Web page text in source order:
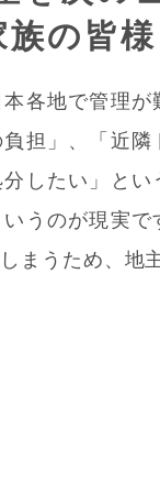
族の皆
各地で管理
担」、「近
分したい」と
うのが現実
まうため、地